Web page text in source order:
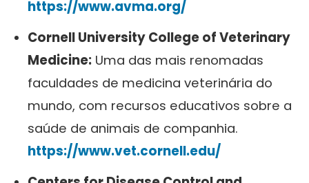
https://www.avma.org/
Cornell University College of Veterinary
Medicine: Uma das mais renomadas
faculdades de medicina veterinária do
mundo, com recursos educativos sobre a
saúde de animais de companhia.
https://www.vet.cornell.edu/